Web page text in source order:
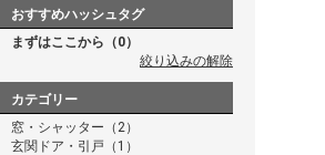
おすすめハッシュタグ
まずはここから（0）
絞り込みの解除
カテゴリー
窓・シャッター（2）
玄関ドア・引戸（1）